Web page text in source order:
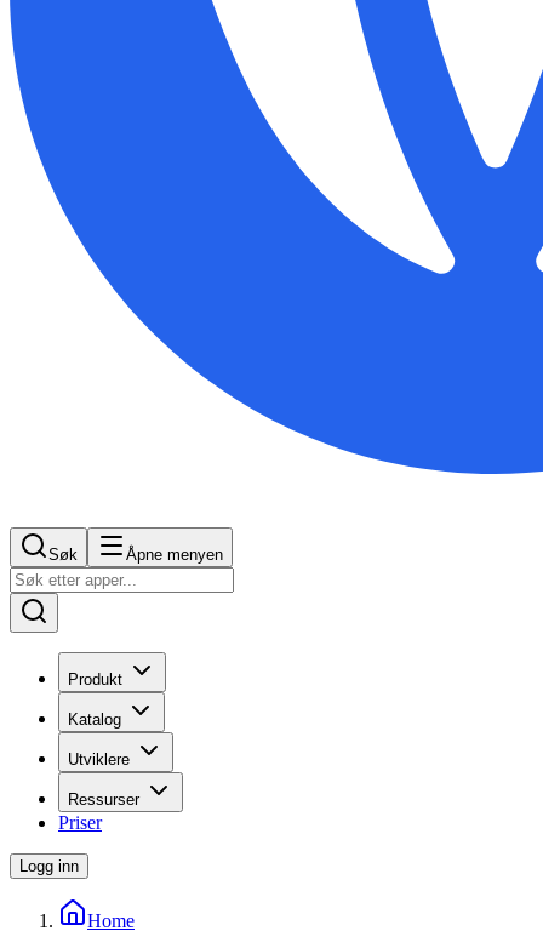
Søk Åpne menyen
Produkt
Katalog
Utviklere
Ressurser
Priser
Logg inn
Home